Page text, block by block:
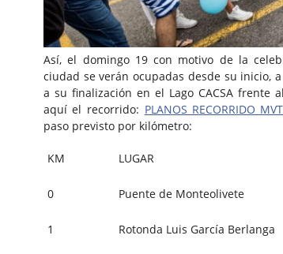
Así, el domingo 19 con motivo de la
ciudad se verán ocupadas desde su inicio,
a su finalización en el Lago CACSA frente
aquí el recorrido:
paso previsto por kilómetro:
KM LUGAR
0 Puente de Monteolivete
1 Rotonda Luis García Berlanga